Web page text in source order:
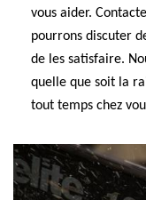
vous aider.
pourrons discuter
de les satisfaire.
quelle que soit la
tout temps chez